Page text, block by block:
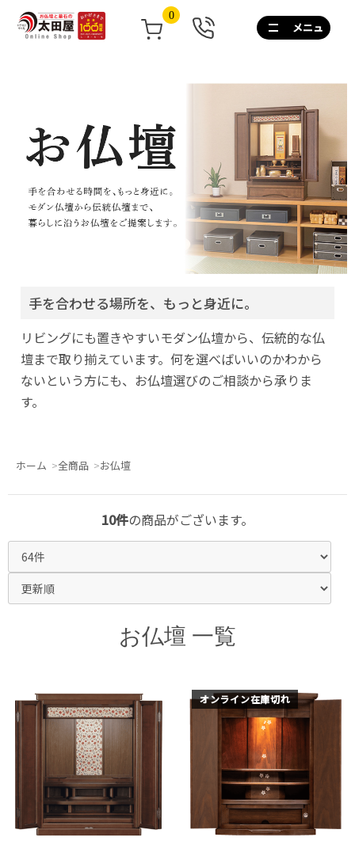
0
0120-
267-
土
日
祝
も
営
業
手を合わせる場所を、もっと身近に。
リビングにも置きやすいモダン仏壇から、伝統的な仏
壇まで取り揃えています。何を選べばいいのかわから
ないという方にも、お仏壇選びのご相談から承りま
す。
ホーム 全商品 お仏壇
10件の商品がございます。
お仏壇 一覧
オンライン在庫切れ